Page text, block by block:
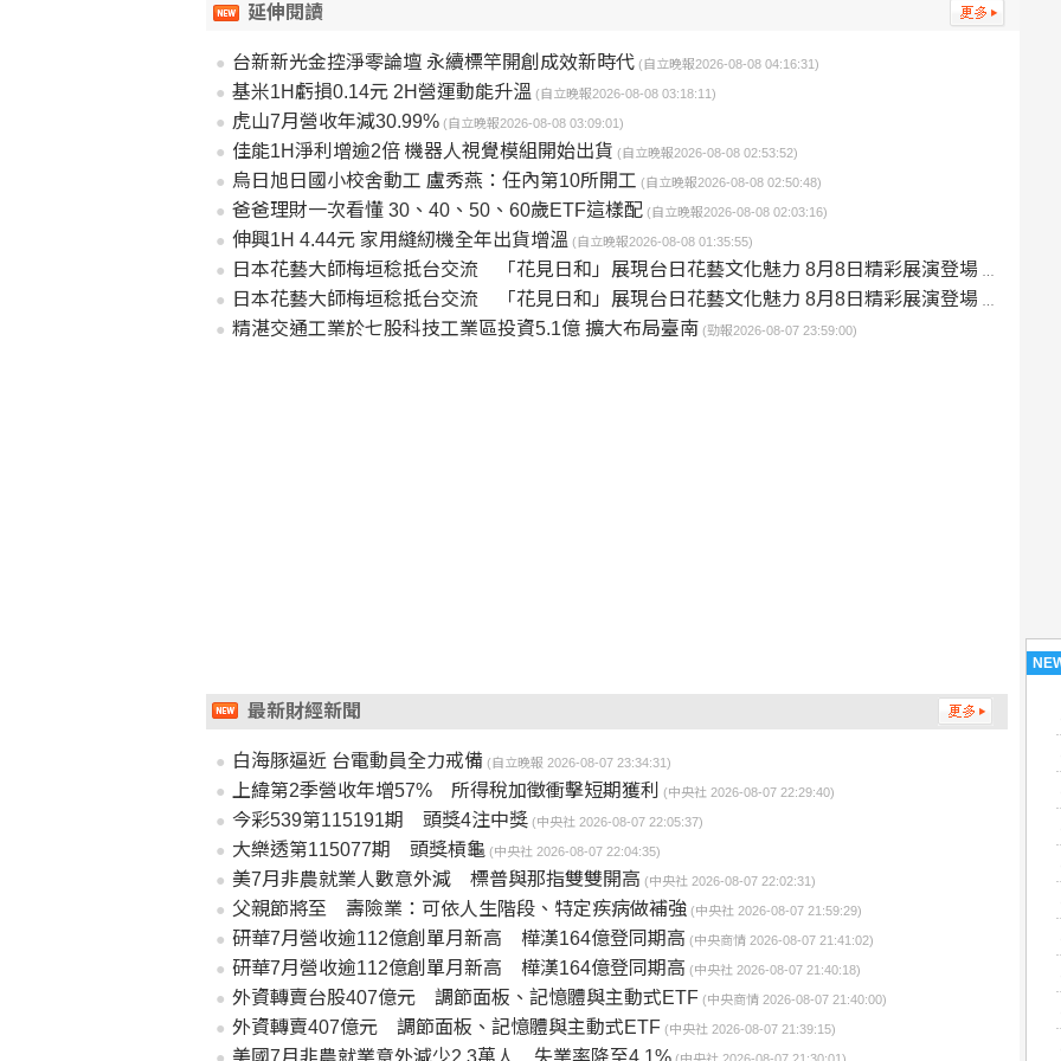
延伸閱讀
台新新光金控淨零論壇 永續標竿開創成效新時代 (自立晚報2026-08-08 04:16:31)
基米1H虧損0.14元 2H營運動能升溫 (自立晚報2026-08-08 03:18:11)
虎山7月營收年減30.99% (自立晚報2026-08-08 03:09:01)
佳能1H淨利增逾2倍 機器人視覺模組開始出貨 (自立晚報2026-08-08 02:53:52)
烏日旭日國小校舍動工 盧秀燕：任內第10所開工 (自立晚報2026-08-08 02:50:48)
爸爸理財一次看懂 30、40、50、60歲ETF這樣配 (自立晚報2026-08-08 02:03:16)
伸興1H 4.44元 家用縫紉機全年出貨增溫 (自立晚報2026-08-08 01:35:55)
日本花藝大師梅垣稔抵台交流 「花見日和」展現台日花藝文化魅力 8月8日精彩展演登場
日本花藝大師梅垣稔抵台交流 「花見日和」展現台日花藝文化魅力 8月8日精彩展演登場 (焦點時報社
精湛交通工業於七股科技工業區投資5.1億 擴大布局臺南 (勁報2026-08-07 23:59:00)
最新財經新聞
白海豚逼近 台電動員全力戒備 (自立晚報 2026-08-07 23:34:31)
上緯第2季營收年增57% 所得稅加徵衝擊短期獲利 (中央社 2026-08-07 22:29:40)
今彩539第115191期 頭獎4注中獎 (中央社 2026-08-07 22:05:37)
大樂透第115077期 頭獎槓龜 (中央社 2026-08-07 22:04:35)
美7月非農就業人數意外減 標普與那指雙雙開高 (中央社 2026-08-07 22:02:31)
父親節將至 壽險業：可依人生階段、特定疾病做補強 (中央社 2026-08-07 21:59:29)
研華7月營收逾112億創單月新高 樺漢164億登同期高 (中央商情 2026-08-07 21:41:02)
研華7月營收逾112億創單月新高 樺漢164億登同期高 (中央社 2026-08-07 21:40:18)
外資轉賣台股407億元 調節面板、記憶體與主動式ETF (中央商情 2026-08-07 21:40:00)
外資轉賣407億元 調節面板、記憶體與主動式ETF (中央社 2026-08-07 21:39:15)